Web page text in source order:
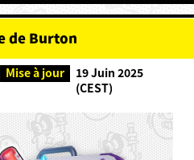
de Burton
Mise à jour
19 Juin 2025
(CEST)